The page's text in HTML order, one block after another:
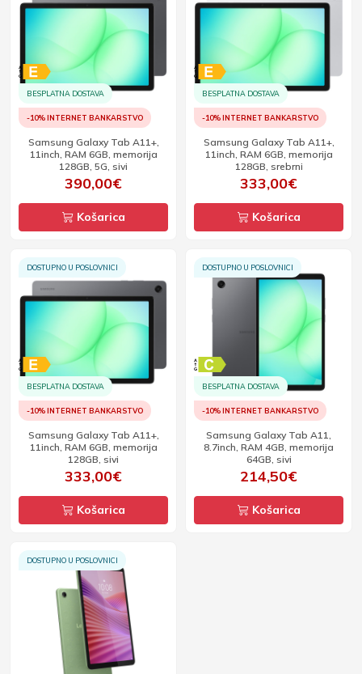
BESPLATNA DOSTAVA
-10% INTERNET BANKARSTVO
Samsung Galaxy Tab A11+,
11inch, RAM 6GB, memorija
128GB, 5G, sivi
390,00€
Košarica
BESPLATNA DOSTAVA
-10% INTERNET BANKARSTVO
Samsung Galaxy Tab A11+,
11inch, RAM 6GB, memorija
128GB, srebrni
333,00€
Košarica
DOSTUPNO U POSLOVNICI
BESPLATNA DOSTAVA
-10% INTERNET BANKARSTVO
Samsung Galaxy Tab A11+,
11inch, RAM 6GB, memorija
128GB, sivi
333,00€
Košarica
DOSTUPNO U POSLOVNICI
BESPLATNA DOSTAVA
-10% INTERNET BANKARSTVO
Samsung Galaxy Tab A11,
8.7inch, RAM 4GB, memorija
64GB, sivi
214,50€
Košarica
DOSTUPNO U POSLOVNICI